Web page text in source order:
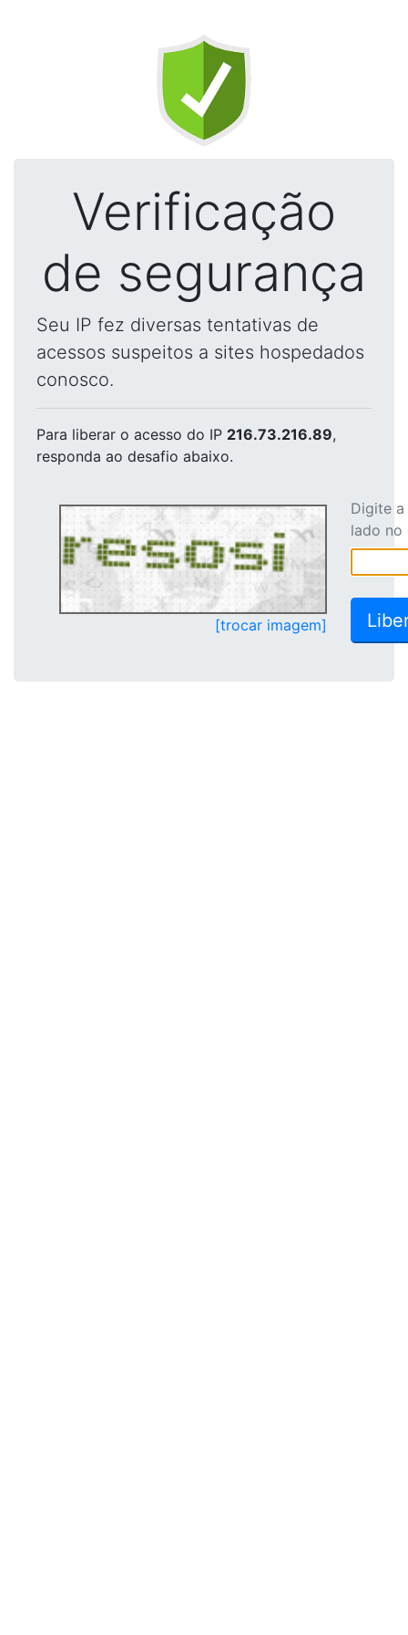
Verificação
de segurança
Seu IP fez diversas tentativas de
acessos suspeitos a sites hospedados
conosco.
Para liberar o acesso do IP 216.73.216.89,
responda ao desafio abaixo.
[trocar imagem]
Digite
lado no